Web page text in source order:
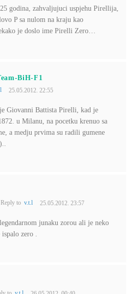
godina, zahvaljujuci uspjehu Pirellija,
P sa nulom na kraju kao
je doslo ime Pirelli Zero…
BiH-F1
25.05.2012. 22:55
Giovanni Battista Pirelli, kad je
u Milanu, na pocetku krenuo sa
a medju prvima su radili gumene
Reply tov.t.l 25.05.2012. 23:57
junaku zorou ali je neko
zero .